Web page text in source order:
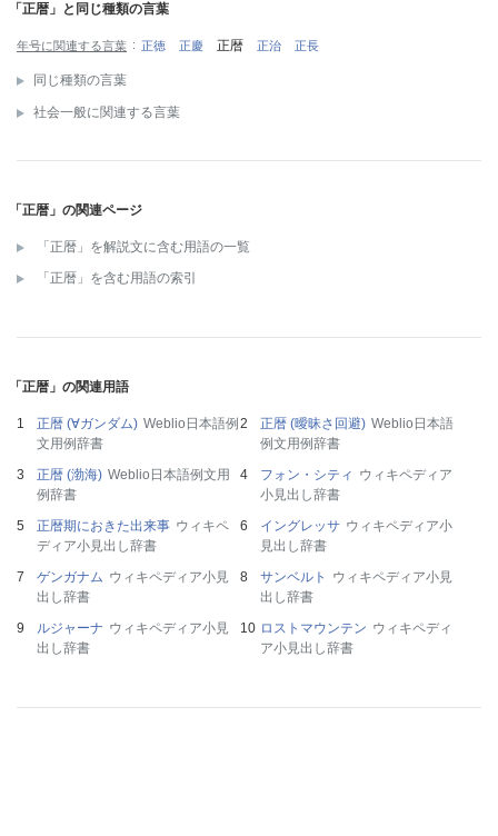
「正暦」と同じ種類の言葉
年号に関連する言葉 正徳 正慶 正暦 正治 正長
同じ種類の言葉
社会一般に関連する言葉
「正暦」の関連ページ
「正暦」を解説文に含む用語の一覧
「正暦」を含む用語の索引
「正暦」の関連用語
正暦 (∀ガンダム) Weblio日本語例
文用例辞書
正暦 (曖昧さ回避) Weblio日本語
例文用例辞書
正暦 (渤海) Weblio日本語例文用
例辞書
フォン・シティ ウィキペディア
小見出し辞書
正暦期におきた出来事 ウィキペ
ディア小見出し辞書
イングレッサ ウィキペディア小
見出し辞書
ゲンガナム ウィキペディア小見
出し辞書
サンベルト
ウィキペディア小見
出し辞書
ルジャーナ ウィキペディア小見
出し辞書
ロストマウンテン ウィキペディ
ア小見出し辞書